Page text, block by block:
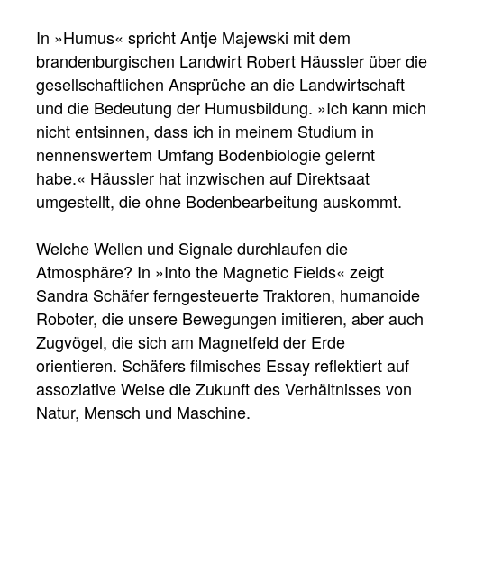
In »Humus« spricht Antje Majewski mit dem
brandenburgischen Landwirt Robert Häussler über die
gesellschaftlichen Ansprüche an die Landwirtschaft
und die Bedeutung der Humusbildung. »Ich kann mich
nicht entsinnen, dass ich in meinem Studium in
nennenswertem Umfang Bodenbiologie gelernt
habe.« Häussler hat inzwischen auf Direktsaat
umgestellt, die ohne Bodenbearbeitung auskommt.
Welche Wellen und Signale durchlaufen die
Atmosphäre? In »Into the Magnetic Fields« zeigt
Sandra Schäfer ferngesteuerte Traktoren, humanoide
Roboter, die unsere Bewegungen imitieren, aber auch
Zugvögel, die sich am Magnetfeld der Erde
orientieren. Schäfers filmisches Essay reflektiert auf
assoziative Weise die Zukunft des Verhältnisses von
Natur, Mensch und Maschine.